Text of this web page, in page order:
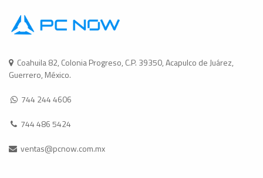
Coahuila 82, Colonia Progreso, C.P. 39350, Acapulco de Juárez,
Guerrero, México.
744 244 4606
744 486 5424
ventas@pcnow.com.mx